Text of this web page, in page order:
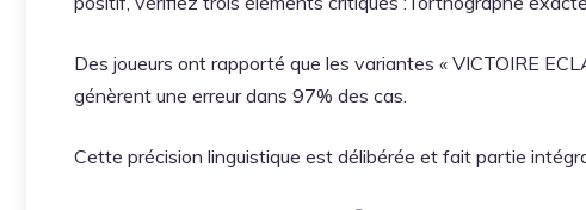
Des joueurs ont rapporté que les variantes « VICTOIRE
génèrent une erreur dans 97% des cas.
Cette précision linguistique est délibérée et fait partie